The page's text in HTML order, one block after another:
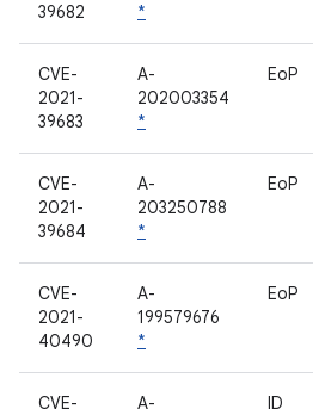
39682
*
CVE-
2021-
39683
A-
202003354
*
EoP
CVE-
2021-
39684
A-
203250788
*
EoP
CVE-
2021-
40490
A-
199579676
*
EoP
CVE-
A-
ID